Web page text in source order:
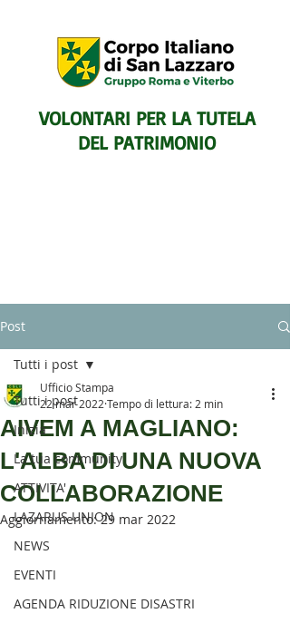
VOLONTARI PER LA TUTELA
DEL PATRIMONIO
E PER L'ASSISTENZA E IL
SOCCORSO DEGLI ESCURSIONISTI
SENTIERISTICO, ARCHEOLOGICO,
PAESAGGISTICO
E PER L'ASSISTENZA E IL
SOCCORSO DEGLI ESCURSIONISTI
Post
Tutti i post
Inizia
La tua community
ATTIVITA'
LAZARUS UNION
NEWS
EVENTI
AGENDA RIDUZIONE DISASTRI
Tutti i post
AIVEM A MAGLIANO:
L'ALBA DI UNA NUOVA
COLLABORAZIONE
Ufficio Stampa
22 mar 2022 Tempo di lettura: 2 min
Aggiornamento:29 mar 2022